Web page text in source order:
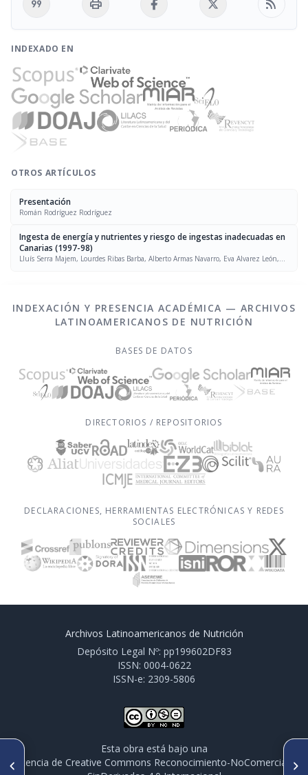
format_quote print rss_feed
INDEXADO EN
OTROS ARTÍCULOS
Presentación
Román Rodríguez Rodríguez
Ingesta de energía y nutrientes y riesgo de ingestas inadecuadas en
Canarias (1997-98)
Lluís Serra Majem, Lourdes Ribas Barba, Alberto Armas Navarro, Eva Alvarez León,
ARTÍCULO ANTERIOR
SIGUIENTE ARTÍCULO
Ingesta de energía y
INDEXACIÓN Y PRESENCIA ACADÉMICA — ARCHIVOS
LATINOAMERICANOS DE NUTRICIÓN
BASES DE DATOS
DIRECTORIOS / REPOSITORIOS
DECLARACIONES, HERRAMIENTAS ELECTRÓNICAS Y REDES
SOCIALES
Archivos Latinoamericanos de Nutrición
Depósito Legal Nº: pp199602DF83
ISSN: 0004-0622
ISSN-e: 2309-5806
Esta obra está bajo una
licencia de Creative Commons Reconocimiento-NoComercial-